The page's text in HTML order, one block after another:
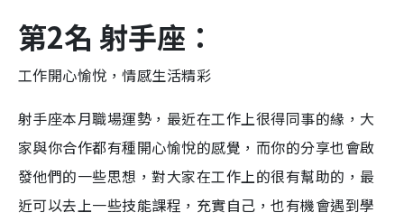
第2名 射手座：
工作開心愉悅，情感生活精彩
射手座本月職場運勢，最近在工作上很得同事的緣，大
家與你合作都有種開心愉悅的感覺，而你的分享也會啟
發他們的一些思想，對大家在工作上的很有幫助的，最
近可以去上一些技能課程，充實自己，也有機會遇到學